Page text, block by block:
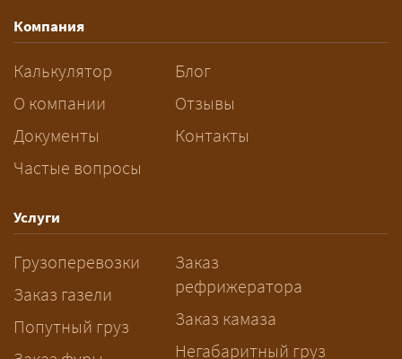
разрешений и машин
сопровождения.
За сколько дней заказывать
перевозку негабарита?
— Заранее: только оформление
рабочих дней. Оставьте заявку
заблаговременно — логист
рассчитает маршрут и запустит
подготовку документов.
Компания
Калькулятор
О компании
Документы
Частые вопросы
Блог
Отзывы
Контакты
Услуги
Грузоперевозки
Заказ газели
Попутный груз
Заказ
рефрижератора
Заказ камаза
Негабаритный груз